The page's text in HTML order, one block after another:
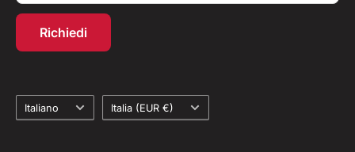
Programma fedeltà
Recesso dal contratto
Richiedi
Lingua
Italiano Paese
Italia (EUR €)